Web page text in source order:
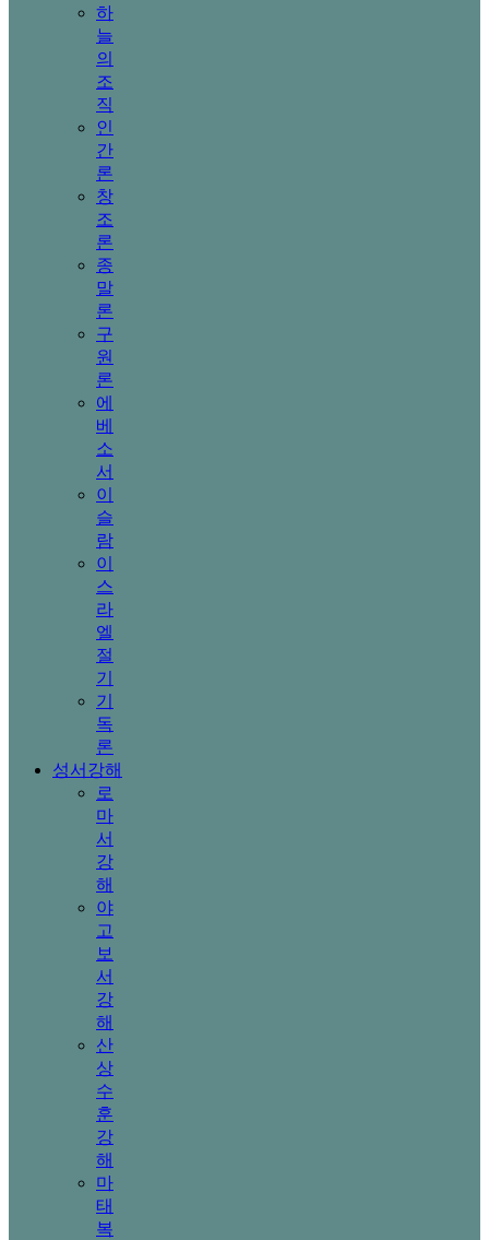
하
늘
의
조
직
인
간
론
창
조
론
종
말
론
구
원
론
에
베
소
서
이
슬
람
이
스
라
엘
절
기
기
독
론
성서강해
로
마
서
강
해
야
고
보
서
강
해
산
상
수
훈
강
해
마
태
복